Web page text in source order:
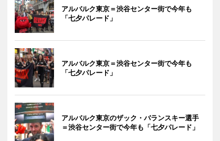
アルバルク東京＝渋谷センター街で今年も
「七夕パレード」
アルバルク東京＝渋谷センター街で今年も
「七夕パレード」
アルバルク東京のザック・バランスキー選手
＝渋谷センター街で今年も「七夕パレード」